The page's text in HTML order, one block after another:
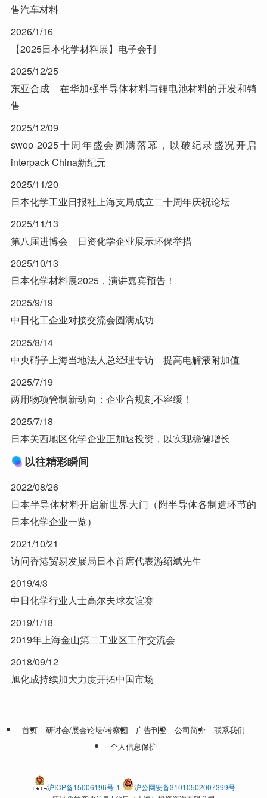
售汽车材料
2026/1/16
【2025日本化学材料展】电子会刊
2025/12/25
东亚合成 在华加强半导体材料与锂电池材料的开发和销
售
2025/12/09
swop 2025十周年盛会圆满落幕，以破纪录盛况开启
interpack China新纪元
2025/11/20
日本化学工业日报社上海支局成立二十周年庆祝论坛
2025/11/13
第八届进博会 日资化学企业展示环保举措
2025/10/13
日本化学材料展2025，演讲嘉宾预告！
2025/9/19
中日化工企业对接交流会圆满成功
2025/8/14
中央硝子上海当地法人总经理专访 提高电解液附加值
2025/7/19
两用物项管制新动向：企业合规刻不容缓！
2025/7/18
日本关西地区化学企业正加速投资，以实现稳健增长
以往精彩瞬间
2022/08/26
日本半导体材料开启新世界大门（附半导体各制造环节的
日本化学企业一览）
2021/10/21
访问香港贸易发展局日本首席代表游绍斌先生
2019/4/3
中日化学行业人士高尔夫球友谊赛
2019/1/18
2019年上海金山第二工业区工作交流会
2018/09/12
旭化成持续加大力度开拓中国市场
首页 研讨会/展会论坛/考察团 广告刊登 公司简介
联系我们
个人信息保护
沪ICP备15006196号-1
沪公网安备31010502007399号